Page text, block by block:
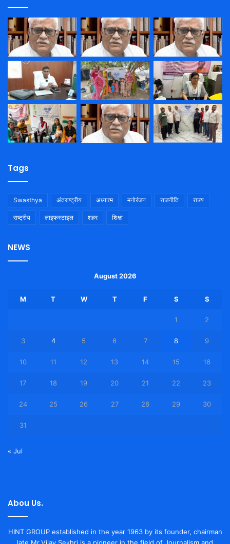
Tags
Swasthya अंतराष्ट्रीय अध्यात्म मनोरंजन राजनीति राज्य
राष्ट्रीय लाइफस्टाइल शहर शिक्षा
NEWS
August 2026
M T W T F S S
1 2
3 4 5 6 7 8 9
10 11 12 13 14 15 16
17 18 19 20 21 22 23
24 25 26 27 28 29 30
31
« Jul
Abou Us.
HINT GROUP established in the year 1963 by its founder, chairman